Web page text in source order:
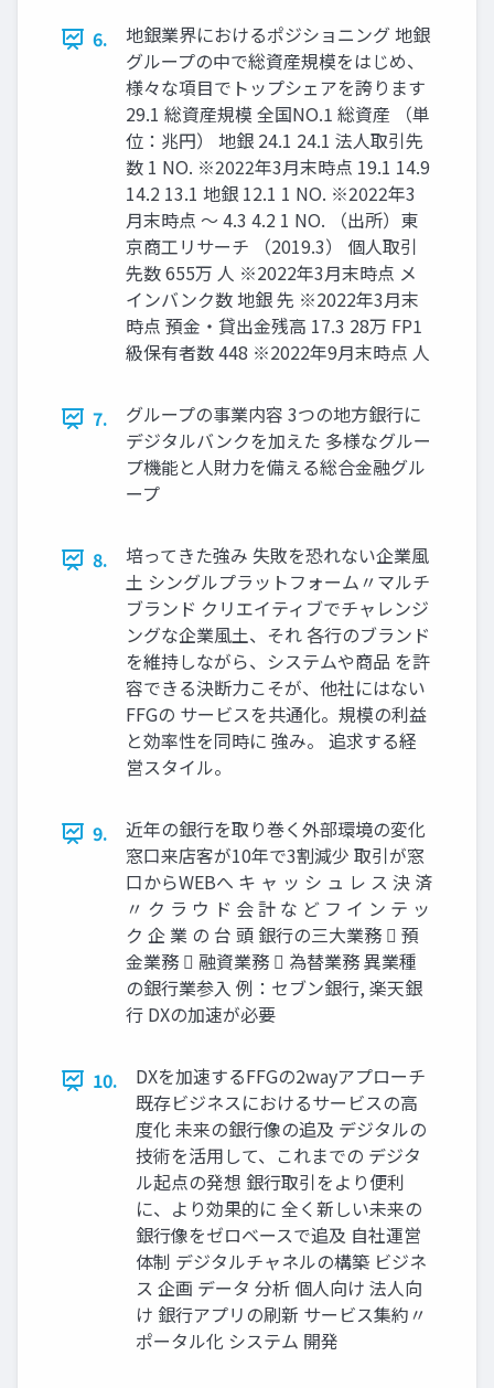
6.
地銀業界におけるポジショニング 地銀
グループの中で総資産規模をはじめ、
様々な項目でトップシェアを誇ります
29.1 総資産規模 全国NO.1 総資産 （単
位：兆円） 地銀 24.1 24.1 法人取引先
数 1 NO. ※2022年3月末時点 19.1 14.9
14.2 13.1 地銀 12.1 1 NO. ※2022年3
月末時点 ～ 4.3 4.2 1 NO. （出所）東
京商工リサーチ （2019.3） 個人取引
先数 655万 人 ※2022年3月末時点 メ
インバンク数 地銀 先 ※2022年3月末
時点 預金・貸出金残高 17.3 28万 FP1
級保有者数 448 ※2022年9月末時点 人
7.
グループの事業内容 3つの地方銀行に
デジタルバンクを加えた 多様なグルー
プ機能と人財力を備える総合金融グル
ープ
8.
培ってきた強み 失敗を恐れない企業風
土 シングルプラットフォーム〃マルチ
ブランド クリエイティブでチャレンジ
ングな企業風土、それ 各行のブランド
を維持しながら、システムや商品 を許
容できる決断力こそが、他社にはない
FFGの サービスを共通化。規模の利益
と効率性を同時に 強み。 追求する経
営スタイル。
9.
近年の銀行を取り巻く外部環境の変化
窓口来店客が10年で3割減少 取引が窓
口からWEBへ キ ャ ッ シ ュ レ ス 決 済
〃 ク ラ ウ ド 会 計 な ど フ イ ン テ ッ
ク 企 業 の 台 頭 銀行の三大業務  預
金業務  融資業務  為替業務 異業種
の銀行業参入 例：セブン銀行, 楽天銀
行 DXの加速が必要
10.
DXを加速するFFGの2wayアプローチ
既存ビジネスにおけるサービスの高
度化 未来の銀行像の追及 デジタルの
技術を活用して、これまでの デジタ
ル起点の発想 銀行取引をより便利
に、より効果的に 全く新しい未来の
銀行像をゼロベースで追及 自社運営
体制 デジタルチャネルの構築 ビジネ
ス 企画 データ 分析 個人向け 法人向
け 銀行アプリの刷新 サービス集約〃
ポータル化 システム 開発